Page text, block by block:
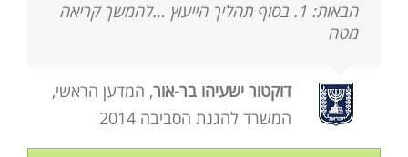
הבאות: 1. בסוף תהליך הייעוץ …להמשך קריאה
מטה
דוקטור ישעיהו בר-אור, המדען הראשי,
המשרד להגנת הסביבה 2014